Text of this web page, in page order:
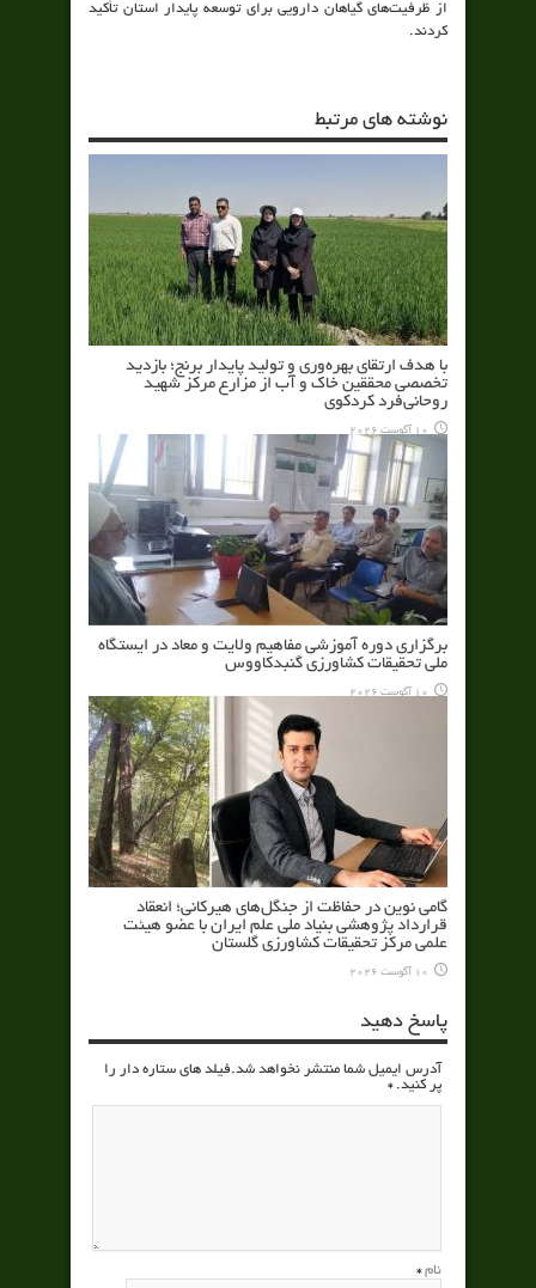
از ظرفیت‌های گیاهان دارویی برای توسعه پایدار استان تأکید
کردند.
نوشته های مرتبط
با هدف ارتقای بهره‌وری و تولید پایدار برنج؛ بازدید
تخصصی محققین خاک و آب از مزارع مرکز شهید
روحانی‌فرد کردکوی
10 آگوست 2026
برگزاری دوره آموزشی مفاهیم ولایت و معاد در ایستگاه
ملی تحقیقات کشاورزی گنبدکاووس
10 آگوست 2026
گامی نوین در حفاظت از جنگل‌های هیرکانی؛ انعقاد
قرارداد پژوهشی بنیاد ملی علم ایران با عضو هیئت
علمی مرکز تحقیقات کشاورزی گلستان
10 آگوست 2026
پاسخ دهید
آدرس ایمیل شما منتشر نخواهد شد.فیلد های ستاره دار را
پر کنید.*
نام *